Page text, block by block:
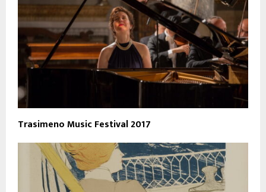
Trasimeno Music Festival 2017